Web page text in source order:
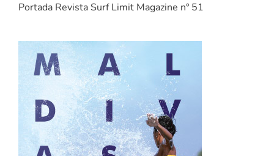
Portada Revista Surf Limit Magazine nº 51